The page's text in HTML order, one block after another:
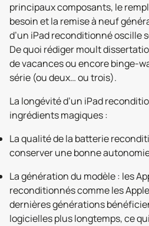
principaux composants, le
besoin et la remise à neuf
d’un iPad reconditionné oscille
De quoi rédiger moult
de vacances ou encore binge-
série (ou deux… ou trois).
La longévité d’un iPad
ingrédients magiques :
La qualité de la batterie
conserver une bonne
La génération du modèle : les
reconditionnés comme les
dernières générations
logicielles plus longtemps, ce